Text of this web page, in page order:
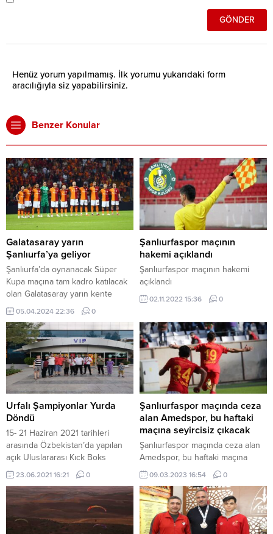
Henüz yorum yapılmamış. İlk yorumu yukarıdaki form
aracılığıyla siz yapabilirsiniz.
Benzer Konular
Galatasaray yarın
Şanlıurfa’ya geliyor
Şanlıurfa’da oynanacak Süper
Kupa maçına tam kadro katılacak
olan Galatasaray yarın kente
geliyor. Galatasaray’da tüm gözler
pazar günü Şanlıurfa’da
oynanacak Süper Kupa
karşılaşmasına çevrilmiş durumda.
Teknik direktör Okan Buruk,
finalle ilgili yaşananlar, karşılıklı
diyaloglar, zaman zaman
sertleşen ifadelere rağmen tüm
bunların dışında kalacaklarını
belirterek, “Biz sadece saha içine
odaklanmış durumdayız”
ifadesini...
05.04.2024 22:36 0
Şanlıurfaspor maçının
hakemi açıklandı
Şanlıurfaspor maçının hakemi
açıklandı
02.11.2022 15:36 0
Urfalı Şampiyonlar Yurda
Döndü
15- 21 Haziran 2021 tarihleri
arasında Özbekistan’da yapılan
açık Uluslararası Kıck Boks
şampiyonasında. Urfalı sporcular
Fatma Nursev Akaltun, + 65 kg’de
şampiyon olarak Urfa’da ilk kez
bayanlar kategorisinde şanlı
bayrağımızı göndere çektirme
başarısını gösterirken. Diğer
23.06.2021 16:21 0
Şanlıurfaspor maçında ceza
alan Amedspor, bu haftaki
maçına seyircisiz çıkacak
Şanlıurfaspor maçında ceza alan
Amedspor, bu haftaki maçına
seyircisiz çıkacak
09.03.2023 16:54 0